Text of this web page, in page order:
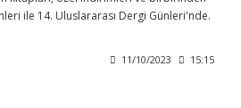
ile 14. Uluslararası Dergi Günleri'nde.
11/10/2023 15:15